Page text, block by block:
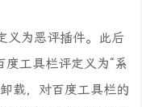
义为恶评插件。此后
工具栏评定义为“系
载，对百度工具栏的